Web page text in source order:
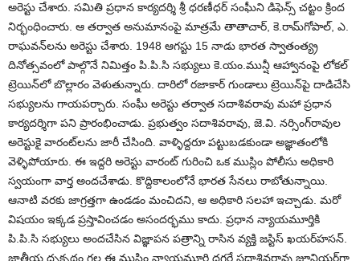
అరెస్టు చేశారు. సమితి ప్రధాన కార్యదర్శి శ్రీ ధరణీధర్ సంఘీని డిఫెన్స్ చట్టం క్రింద
నిర్భంధించారు. ఆ తర్వాత అనుమానంపై మాత్రమే తాతాచార్, కె.రామ్‌గోపాల్, ఎ.
రాఘవన్‌లను అరెస్టు చేశారు. 1948 ఆగస్టు 15 నాడు భారత స్వాతంత్య్ర
దినోత్సవంలో పాల్గొనే నిమిత్తం పి.పి.సి సభ్యులు కె.యం.మున్షీ ఆహ్వానంపై లోకల్
ట్రెయిన్‌లో బొల్లారం వెళుతున్నారు. దారిలో రజాకార్ గుండాలు ట్రెయిన్‌పై దాడిచేసి
సభ్యులను గాయపర్చారు. సంఘీ అరెస్టు తర్వాత సదాశివరావు మహా ప్రధాన
కార్యదర్శిగా పని ప్రారంభించాడు. ప్రభుత్వం సదాశివరావు, జె.వి. నర్సింగ్‌రావుల
అరెస్టుకై వారంట్‌లను జారీ చేసింది. వాళ్ళిద్దరూ పట్టుబడకుండా అజ్ఞాతంలోకి
వెళ్ళిపోయారు. ఈ ఇద్దరి అరెస్టు వారంట్ గురించి ఒక ముస్లిం పోలీసు అధికారి
స్వయంగా వార్త అందచేశాడు. కొద్దికాలంలోనే భారత సేనలు రాబోతున్నాయి.
ఆనాటి వరకు జాగ్రత్తగా ఉండడం మంచిదని, ఆ అధికారి సలహా ఇచ్చాడు. మరో
విషయం ఇక్కడ ప్రస్తావించడం అసందర్భము కాదు. ప్రధాన న్యాయమూర్తికి
పి.పి.సి సభ్యులు అందచేసిన విజ్ఞాపన పత్రాన్ని రాసిన వ్యక్తి జస్టిస్ ఖయర్‌హసన్.
జాతీయ దృక్పథం గల ఈ ముస్లిం న్యాయమూర్తి దగ్గరే సదాశివరావు జూనియర్‌గా